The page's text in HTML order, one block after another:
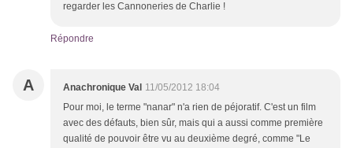
regarder les Cannoneries de Charlie !
Répondre
A Anachronique Val 11/05/2012 18:04
Pour moi, le terme "nanar" n'a rien de péjoratif. C'est un film
avec des défauts, bien sûr, mais qui a aussi comme première
qualité de pouvoir être vu au deuxième degré, comme "Le